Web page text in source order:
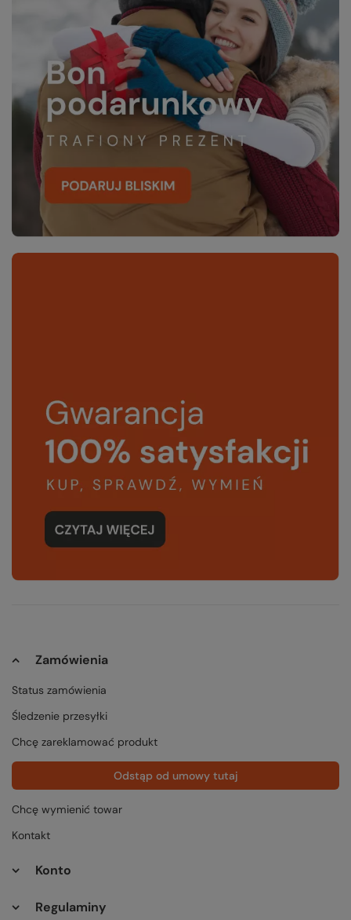
Zamówienia
Status zamówienia
Śledzenie przesyłki
Chcę zareklamować produkt
Odstąp od umowy tutaj
Chcę wymienić towar
Kontakt
Konto
Regulaminy